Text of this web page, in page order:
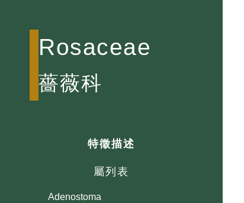
Rosaceae
薔薇科
特徵描述
屬列表
Adenostoma